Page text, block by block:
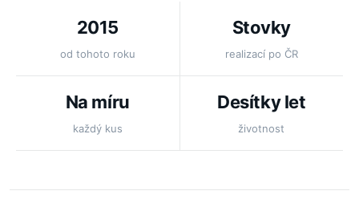
2015
od tohoto roku
Stovky
realizací po ČR
Na míru
každý kus
Desítky let
životnost